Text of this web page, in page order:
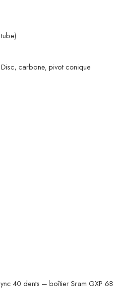
carbone, pivot conique
40 dents – boîtier Sram GXP 68